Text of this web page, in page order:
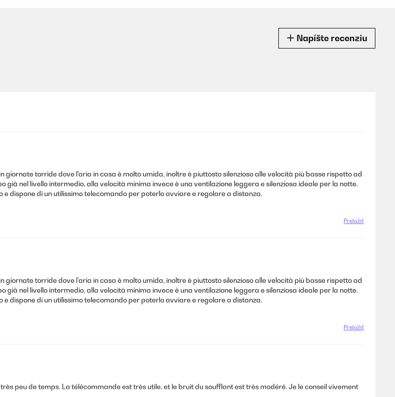
Napíšte recenziu
torride dove l'aria in casa è molto umida, inoltre è piuttosto silenzioso alle velocità più basse rispetto ad
nel livello intermedio, alla velocità minima invece è una ventilazione leggera e silenziosa ideale per la notte.
dispone di un utilissimo telecomando per poterlo avviare e regolare a distanza.
Preložiť
torride dove l’aria in casa è molto umida, inoltre è piuttosto silenzioso alle velocità più basse rispetto ad
nel livello intermedio, alla velocità minima invece è una ventilazione leggera e silenziosa ideale per la notte.
dispone di un utilissimo telecomando per poterlo avviare e regolare a distanza.
Preložiť
peu de temps. La télécommande est très utile, et le bruit du soufflant est très modéré. Je le conseil vivement